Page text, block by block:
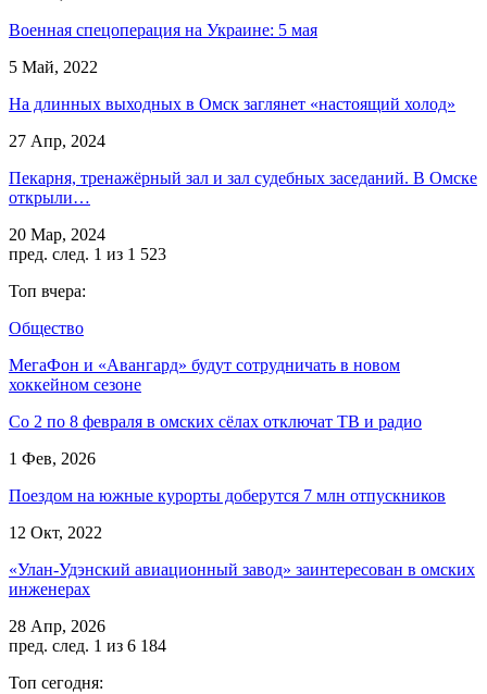
Военная спецоперация на Украине: 5 мая
5 Май, 2022
На длинных выходных в Омск заглянет «настоящий холод»
27 Апр, 2024
Пекарня, тренажёрный зал и зал судебных заседаний. В Омске
открыли…
20 Мар, 2024
пред. след. 1 из 1 523
Топ вчера:
Общество
МегаФон и «Авангард» будут сотрудничать в новом
хоккейном сезоне
Со 2 по 8 февраля в омских сёлах отключат ТВ и радио
1 Фев, 2026
Поездом на южные курорты доберутся 7 млн отпускников
12 Окт, 2022
«Улан-Удэнский авиационный завод» заинтересован в омских
инженерах
28 Апр, 2026
пред. след. 1 из 6 184
Топ сегодня: